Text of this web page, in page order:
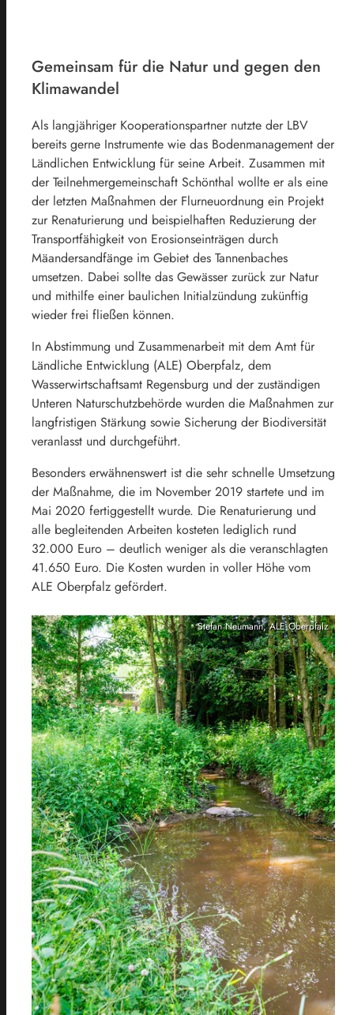
Gemeinsam für die Natur und gegen den
Klimawandel
Als langjähriger Kooperationspartner nutzte der LBV
bereits gerne Instrumente wie das Bodenmanagement der
Ländlichen Entwicklung für seine Arbeit. Zusammen mit
der Teilnehmergemeinschaft Schönthal wollte er als eine
der letzten Maßnahmen der Flurneuordnung ein Projekt
zur Renaturierung und beispielhaften Reduzierung der
Transportfähigkeit von Erosionseinträgen durch
Mäandersandfänge im Gebiet des Tannenbaches
umsetzen. Dabei sollte das Gewässer zurück zur Natur
und mithilfe einer baulichen Initialzündung zukünftig
wieder frei fließen können.
In Abstimmung und Zusammenarbeit mit dem Amt für
Ländliche Entwicklung (ALE) Oberpfalz, dem
Wasserwirtschaftsamt Regensburg und der zuständigen
Unteren Naturschutzbehörde wurden die Maßnahmen zur
langfristigen Stärkung sowie Sicherung der Biodiversität
veranlasst und durchgeführt.
Besonders erwähnenswert ist die sehr schnelle Umsetzung
der Maßnahme, die im November 2019 startete und im
Mai 2020 fertiggestellt wurde. Die Renaturierung und
alle begleitenden Arbeiten kosteten lediglich rund
32.000 Euro – deutlich weniger als die veranschlagten
41.650 Euro. Die Kosten wurden in voller Höhe vom
ALE Oberpfalz gefördert.
Stefan Neumann, ALE Oberpfalz